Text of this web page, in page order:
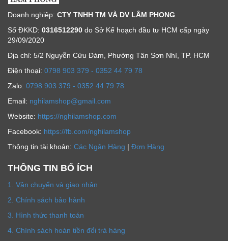
Doanh nghiệp: CTY TNHH TM VÀ DV LÂM PHONG
Số ĐKKD: 0316512290 do Sở Kế hoạch đầu tư HCM cấp ngày
29/09/2020
Địa chỉ: 5/2 Nguyễn Cửu Đàm, Phường Tân Sơn Nhì, TP. HCM
Ðiện thoại: 0798 903 379 - 0352 44 79 78
Zalo: 0798 903 379 - 0352 44 79 78
Email: nghilamshop@gmail.com
Website: https://nghilamshop.com
Facebook: https://fb.com/nghilamshop
Thông tin tài khoản: Các Ngân Hàng | Đơn Hàng
THÔNG TIN BỔ ÍCH
1. Vận chuyển và giao nhận
2. Chính sách bảo hành
3. Hình thức thanh toán
4. Chính sách hoàn tiền đổi trả hàng